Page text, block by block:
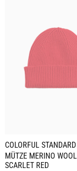
COLORFUL STANDARD
MÜTZE MERINO
SCARLET RED